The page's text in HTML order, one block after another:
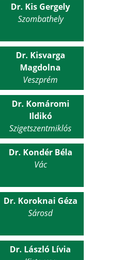
Dr. Kis Gergely
Szombathely
Dr. Kisvarga
Magdolna
Veszprém
Dr. Komáromi
Ildikó
Szigetszentmiklós
Dr. Kondér Béla
Vác
Dr. Koroknai Géza
Sárosd
Dr. László Lívia